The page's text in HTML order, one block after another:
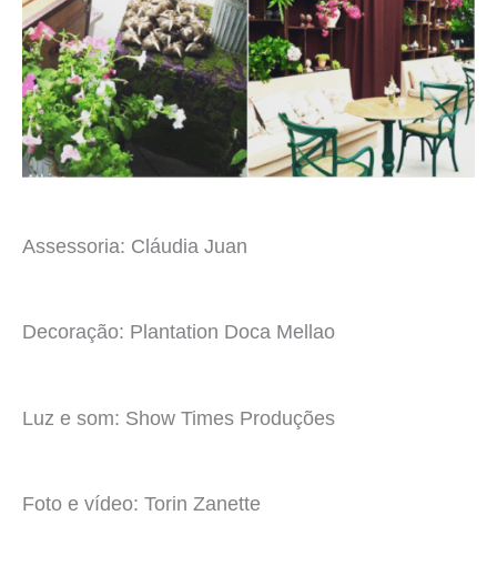
Assessoria: Cláudia Juan
Decoração: Plantation Doca Mellao
Luz e som: Show Times Produções
Foto e vídeo: Torin Zanette